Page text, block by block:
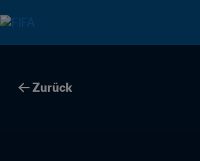
Zurück